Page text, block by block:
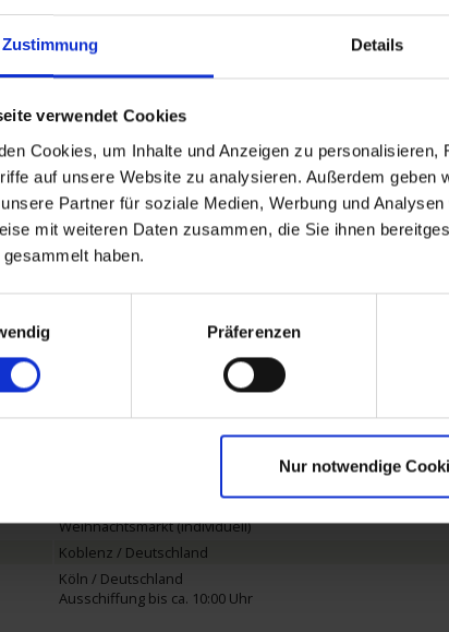
Zustimmung Details
verwendet Cookies
Cookies, um Inhalte und Anzeigen zu
auf unsere Website zu analysieren. Außerdem geben
Partner für soziale Medien, Werbung und
mit weiteren Daten zusammen, die Sie ihnen
haben.
Präferenzen
Nur notwendige
Leistungen Reisedokumente
vom 20.12.2025 bis zum 22.12.2025
Weihnachtsmarkt (individuell)
Rüdesheim / Deutschland
Ausflug:Weinberge und Musikkabinett ca. 1,5 Std. - 24€
Weihnachtsmarkt (individuell)
Koblenz / Deutschland
Köln / Deutschland
Ausschiffung bis ca. 10:00 Uhr